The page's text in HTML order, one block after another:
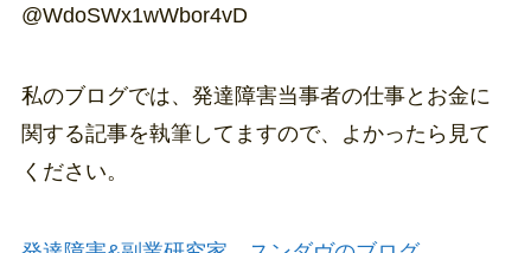
@WdoSWx1wWbor4vD
私のブログでは、発達障害当事者の仕事とお金に
関する記事を執筆してますので、よかったら見て
ください。